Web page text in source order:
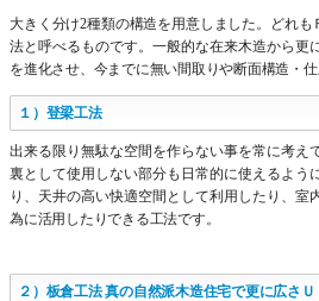
大きく分け2種類の構造を用意しました。どれ
法と呼べるものです。一般的な在来木造から更
を進化させ、今までに無い間取りや断面構造・仕
１）登梁工法
出来る限り無駄な空間を作らない事を常に考え
裏として使用しない部分も日常的に使えるよう
り、天井の高い快適空間として利用したり、室
為に活用したりできる工法です。
２）板倉工法 真の自然派木造住宅で更に広さＵ